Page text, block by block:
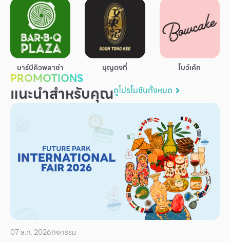
สำหรับนักท่องเที่ยว
มีอะไรใหม่
แผนผังร้านค้า
บริการ
เพื่อสังคม
ฟิวเจอร์ซิตี้
ผู้เช่าพื้นที่
สมัครงาน
สิทธิประโยชน์ที่ฟิวเจอร์พาร์ค
บาร์บีคิวพลาซ่า บุญตงกี่ โบว์เค้ก
PROMOTIONS
แนะนำสำหรับคุณดูโปรโมชันทั้งหมด
07 ส.ค. 2026กิจกรรม